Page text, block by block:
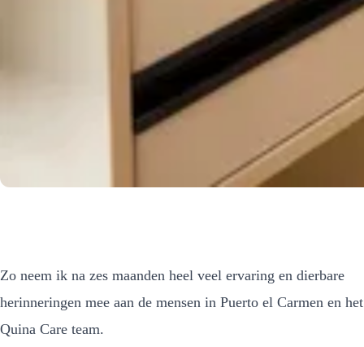
Zo neem ik na zes maanden heel veel ervaring en dierbare
herinneringen mee aan de mensen in Puerto el Carmen en het
Quina Care team.